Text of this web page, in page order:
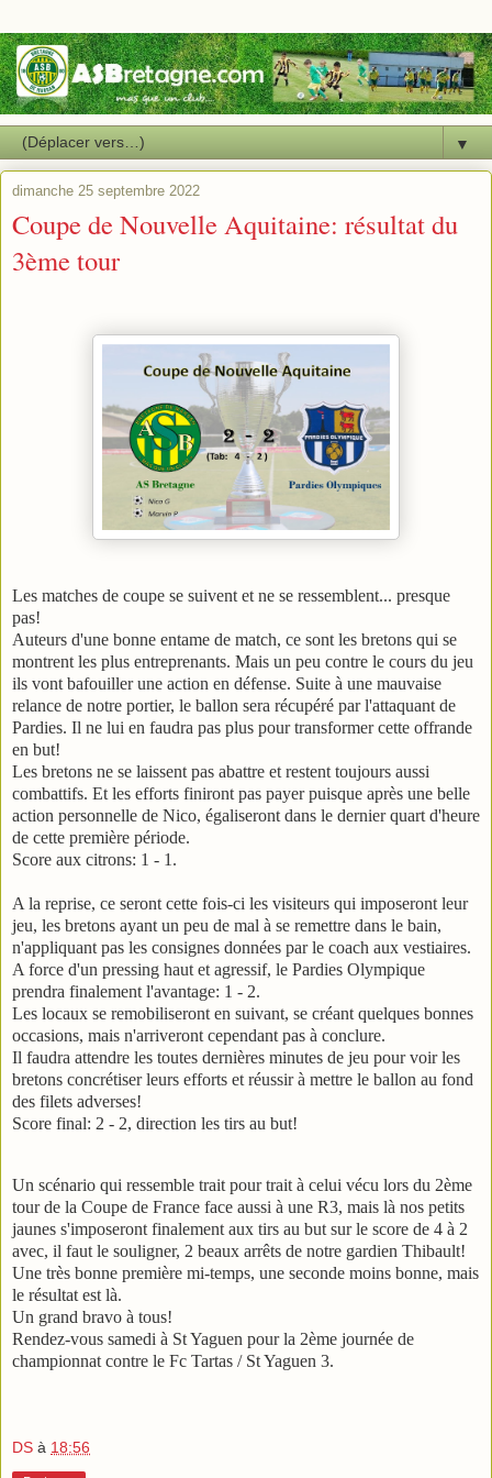
▼
dimanche 25 septembre 2022
Coupe de Nouvelle Aquitaine: résultat du
3ème tour
Les matches de coupe se suivent et ne se ressemblent... presque
pas!
Auteurs d'une bonne entame de match, ce sont les bretons qui se
montrent les plus entreprenants. Mais un peu contre le cours du jeu
ils vont bafouiller une action en défense. Suite à une mauvaise
relance de notre portier, le ballon sera récupéré par l'attaquant de
Pardies. Il ne lui en faudra pas plus pour transformer cette offrande
en but!
Les bretons ne se laissent pas abattre et restent toujours aussi
combattifs. Et les efforts finiront pas payer puisque après une belle
action personnelle de Nico, égaliseront dans le dernier quart d'heure
de cette première période.
Score aux citrons: 1 - 1.
A la reprise, ce seront cette fois-ci les visiteurs qui imposeront leur
jeu, les bretons ayant un peu de mal à se remettre dans le bain,
n'appliquant pas les consignes données par le coach aux vestiaires.
A force d'un pressing haut et agressif, le Pardies Olympique
prendra finalement l'avantage: 1 - 2.
Les locaux se remobiliseront en suivant, se créant quelques bonnes
occasions, mais n'arriveront cependant pas à conclure.
Il faudra attendre les toutes dernières minutes de jeu pour voir les
bretons concrétiser leurs efforts et réussir à mettre le ballon au fond
des filets adverses!
Score final: 2 - 2, direction les tirs au but!
Un scénario qui ressemble trait pour trait à celui vécu lors du 2ème
tour de la Coupe de France face aussi à une R3, mais là nos petits
jaunes s'imposeront finalement aux tirs au but sur le score de 4 à 2
avec, il faut le souligner, 2 beaux arrêts de notre gardien Thibault!
Une très bonne première mi-temps, une seconde moins bonne, mais
le résultat est là.
Un grand bravo à tous!
Rendez-vous samedi à St Yaguen pour la 2ème journée de
championnat contre le Fc Tartas / St Yaguen 3.
DS à 18:56